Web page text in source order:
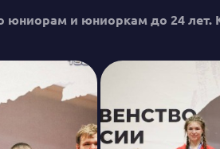
юниорам и юниоркам до 24 лет.